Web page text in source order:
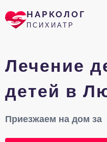
НАРКОЛОГ
ПСИХИАТР
Лечение
детей в
Приезжаем на дом за